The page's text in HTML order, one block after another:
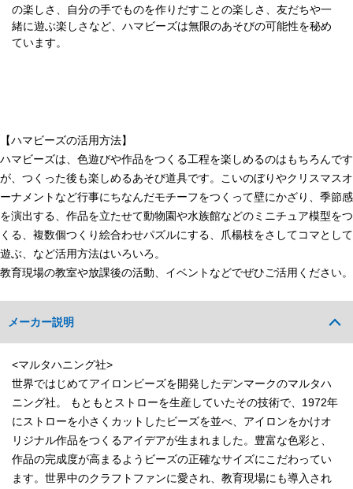
の楽しさ、自分の手でものを作りだすことの楽しさ、友だちや一
緒に遊ぶ楽しさなど、ハマビーズは無限のあそびの可能性を秘め
ています。
【ハマビーズの活用方法】
ハマビーズは、色遊びや作品をつくる工程を楽しめるのはもちろんです
が、つくった後も楽しめるあそび道具です。こいのぼりやクリスマスオ
ーナメントなど行事にちなんだモチーフをつくって壁にかざり、季節感
を演出する、作品を立たせて動物園や水族館などのミニチュア模型をつ
くる、複数個つくり絵合わせパズルにする、爪楊枝をさしてコマとして
遊ぶ、など活用方法はいろいろ。
教育現場の教室や放課後の活動、イベントなどでぜひご活用ください。
メーカー説明
<マルタハニング社>
世界ではじめてアイロンビーズを開発したデンマークのマルタハ
ニング社。 もともとストローを生産していたその技術で、1972年
にストローを小さくカットしたビーズを並べ、アイロンをかけオ
リジナル作品をつくるアイデアが生まれました。豊富な色彩と、
作品の完成度が高まるようビーズの正確なサイズにこだわってい
ます。世界中のクラフトファンに愛され、教育現場にも導入され